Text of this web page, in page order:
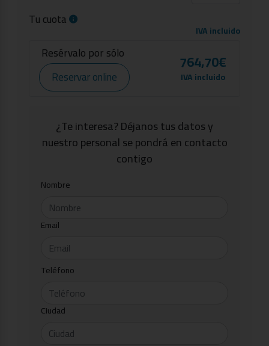
Tu cuota
IVA incluido
Resérvalo por sólo
Reservar online
764,70€
IVA incluido
¿Te interesa? Déjanos tus datos y
nuestro personal se pondrá en contacto
contigo
Nombre
Email
Teléfono
Ciudad